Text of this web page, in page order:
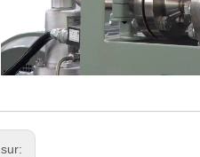
sur: